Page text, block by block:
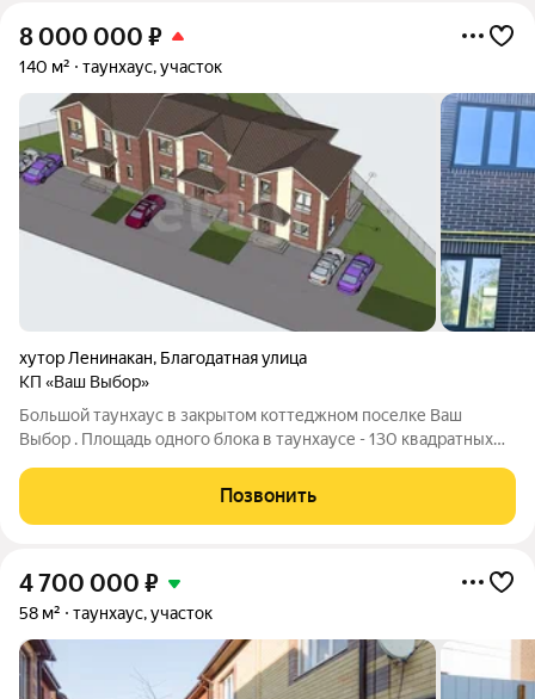
8 000 000 ₽
140 м² таунхаус, участок
хутор Ленинакан, Благодатная улица
КП «Ваш Выбор»
Большой таунхаус в закрытом коттеджном поселке Ваш
Выбор . Площадь одного блока в таунхаусе - 130 квадратных
,котельная , кухня-гостиная . Очень удобная планировка ,
красивый облицовочный
Позвонить
4 700 000 ₽
58 м² таунхаус, участок